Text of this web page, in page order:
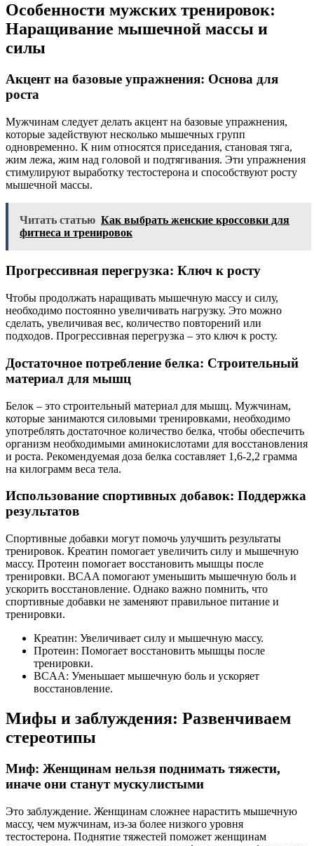
Особенности мужских тренировок:
Наращивание мышечной массы и
силы
Акцент на базовые упражнения: Основа для
роста
Мужчинам следует делать акцент на базовые упражнения,
которые задействуют несколько мышечных групп
одновременно. К ним относятся приседания, становая тяга,
жим лежа, жим над головой и подтягивания. Эти упражнения
стимулируют выработку тестостерона и способствуют росту
мышечной массы.
Читать статью Как выбрать женские кроссовки для
фитнеса и тренировок
Прогрессивная перегрузка: Ключ к росту
Чтобы продолжать наращивать мышечную массу и силу,
необходимо постоянно увеличивать нагрузку. Это можно
сделать, увеличивая вес, количество повторений или
подходов. Прогрессивная перегрузка – это ключ к росту.
Достаточное потребление белка: Строительный
материал для мышц
Белок – это строительный материал для мышц. Мужчинам,
которые занимаются силовыми тренировками, необходимо
употреблять достаточное количество белка, чтобы обеспечить
организм необходимыми аминокислотами для восстановления
и роста. Рекомендуемая доза белка составляет 1,6-2,2 грамма
на килограмм веса тела.
Использование спортивных добавок: Поддержка
результатов
Спортивные добавки могут помочь улучшить результаты
тренировок. Креатин помогает увеличить силу и мышечную
массу. Протеин помогает восстановить мышцы после
тренировки. BCAA помогают уменьшить мышечную боль и
ускорить восстановление. Однако важно помнить, что
спортивные добавки не заменяют правильное питание и
тренировки.
Креатин: Увеличивает силу и мышечную массу.
Протеин: Помогает восстановить мышцы после
тренировки.
BCAA: Уменьшает мышечную боль и ускоряет
восстановление.
Мифы и заблуждения: Развенчиваем
стереотипы
Миф: Женщинам нельзя поднимать тяжести,
иначе они станут мускулистыми
Это заблуждение. Женщинам сложнее нарастить мышечную
массу, чем мужчинам, из-за более низкого уровня
тестостерона. Поднятие тяжестей поможет женщинам